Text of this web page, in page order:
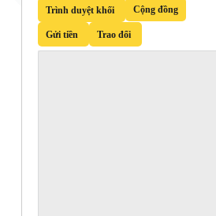
Trình duyệt khối Cộng đồng
Gửi tiền Trao đổi